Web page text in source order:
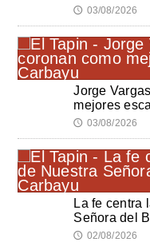
🕔 03/08/2026
Jorge
mejores
🕔 03/08/2026
La fe centra
Señora del
🕔 02/08/2026